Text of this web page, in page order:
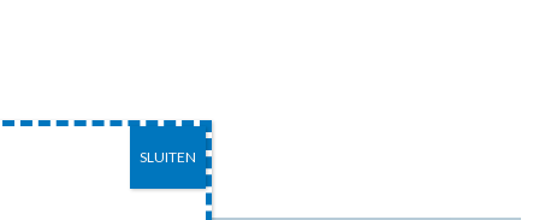
CONTACT
SLUITEN